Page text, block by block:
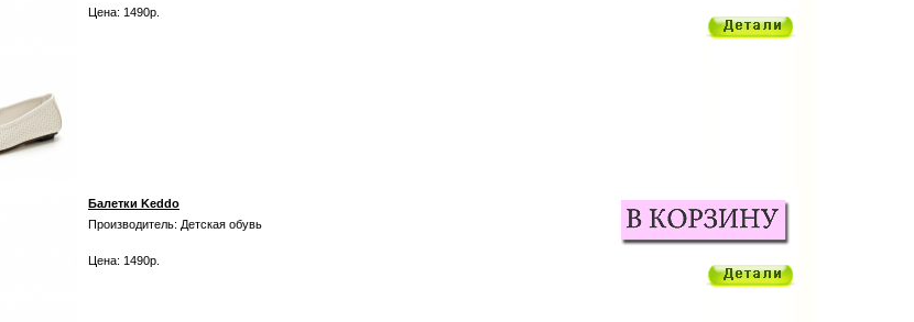
Цена: 1490р.
Балетки Keddo
Производитель: Детская обувь
Цена: 1490р.